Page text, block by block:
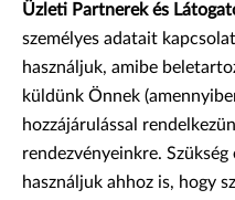
Üzleti Partnerek és
személyes adatait
használjuk, amibe
küldünk Önnek
hozzájárulással
rendezvényeinkre.
használjuk ahhoz is, hogy